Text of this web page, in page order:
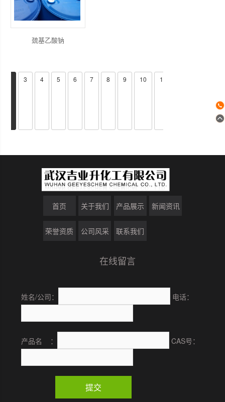
巯基乙酸钠
3 4 5 6 7 8 9 10 11
首页 关于我们 产品展示 新闻资讯
荣誉资质 公司风采 联系我们
在线留言
姓名/公司： 电话：
产品名 ： CAS号：
提交